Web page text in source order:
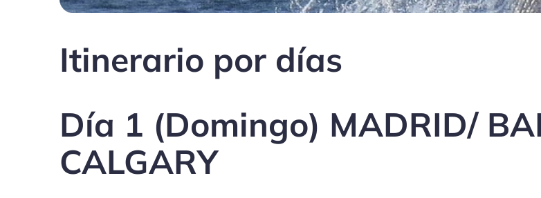
Itinerario por días
Día 1 (Domingo) MADRID/
CALGARY